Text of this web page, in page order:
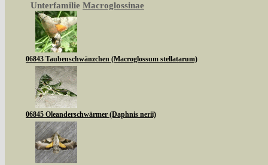
Unterfamilie Macroglossinae
06843 Taubenschwänzchen (Macroglossum stellatarum)
06845 Oleanderschwärmer (Daphnis nerii)